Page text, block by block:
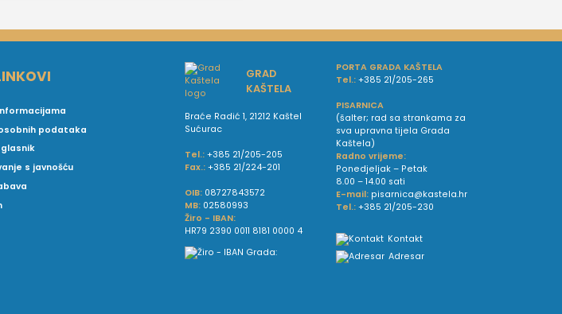
podataka
glasnik
s javnošću
GRAD
KAŠTELA
Braće Radić 1, 21212 Kaštel
Sućurac
Tel.: +385 21/205-205
Fax.: +385 21/224-201
OIB: 08727843572
MB: 02580993
Žiro - IBAN:
HR79 2390 0011 8181 0000 4
PORTA GRADA KAŠTELA
Tel.: +385 21/205-265
PISARNICA
(šalter; rad sa strankama za
sva upravna tijela Grada
Kaštela)
Radno vrijeme:
Ponedjeljak – Petak
8.00 – 14.00 sati
E-mail: pisarnica@kastela.hr
Tel.: +385 21/205-230
Kontakt
Adresar